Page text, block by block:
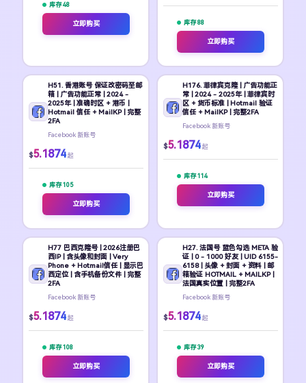
库存 48
立即购买 库存 88
立即购买
H51. 香港账号 保证改密码至邮
箱 | 广告功能正常 | 2024 -
2025年 | 准确时区 + 港币 |
Hotmail 信任 + MailKP | 完整
2FA
Facebook 新账号
$5.1874 起
库存 105
立即购买
H176. 菲律宾克隆 | 广告功能正
常 | 2024 - 2025年 | 菲律宾时
区 + 货币标准 | Hotmail 验证
信任 + MailKP | 完整2FA
Facebook 新账号
$5.1874 起
库存 114
立即购买
H77 巴西克隆号 | 2026注册巴
西IP | 含头像和封面 | Very
Phone + Hotmail信任 | 显示巴
西定位 | 含手机备份文件 | 完整
2FA
Facebook 新账号
$5.1874 起
库存 108
立即购买
H27. 法国号 蓝色勾选 META 验
证 | 0 - 1000 好友 | UID 6155-
6158 | 头像 + 封面 + 资料 | 邮
箱验证 HOTMAIL + MAILKP |
法国真实位置 | 完整2FA
Facebook 新账号
$5.1874 起
库存 39
立即购买